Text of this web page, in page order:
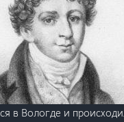
в Вологде и